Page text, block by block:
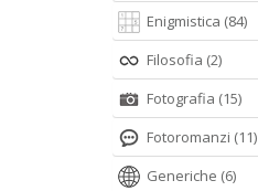
Enigmistica (84)
Filosofia (2)
Fotografia (15)
Fotoromanzi (11)
Generiche (6)